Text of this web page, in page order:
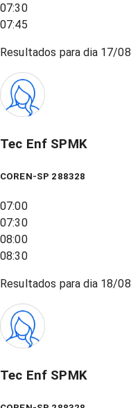
07:30
07:45
Resultados para dia 17/08
Tec Enf SPMK
COREN-SP 288328
07:00
07:30
08:00
08:30
Resultados para dia 18/08
Tec Enf SPMK